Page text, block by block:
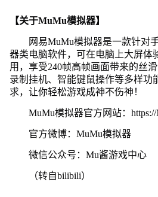
【关于MuMu模拟器】
网易MuMu模拟器是一款针对
器类电脑软件，可在电脑上大屏体
用，享受240帧高帧画面带来的丝
录制挂机、智能键鼠操作等多样功
求，让你轻松游戏成神不伤神！
MuMu模拟器官方网站：https://
官方微博：MuMu模拟器
微信公众号：Mu酱游戏中心
（转自bilibili）